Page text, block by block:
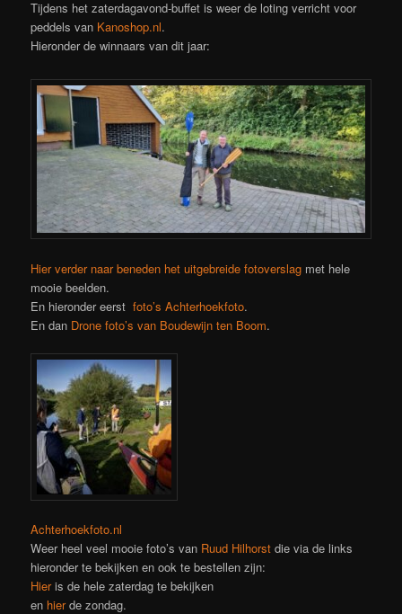
Tijdens het zaterdagavond-buffet is weer de loting verricht voor
peddels van Kanoshop.nl.
Hieronder de winnaars van dit jaar:
Hier verder naar beneden het uitgebreide fotoverslag met hele
mooie beelden.
En hieronder eerstfoto’s Achterhoekfoto.
En dan Drone foto’s van Boudewijn ten Boom.
Achterhoekfoto.nl
Weer heel veel mooie foto’s van Ruud Hilhorst die via de links
hieronder te bekijken en ook te bestellen zijn:
Hieris de hele zaterdag te bekijken
en hierde zondag.